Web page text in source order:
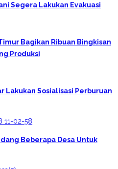
Segera Lakukan Evakuasi
Bagikan Ribuan Bingkisan
Produksi
Lakukan Sosialisasi Perburuan
Beberapa Desa Untuk